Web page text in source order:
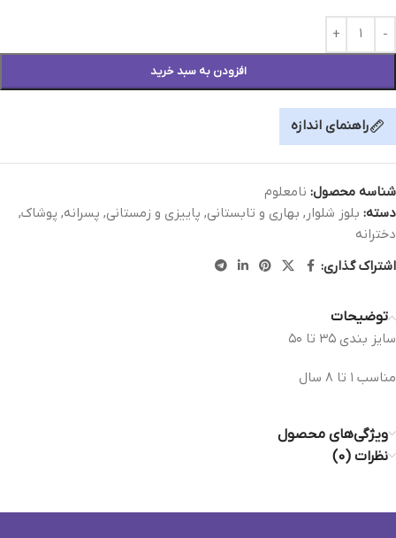
افزودن به سبد خرید
راهنمای اندازه
شناسه محصول: نامعلوم
دسته: بلوز شلوار , بهاری و تابستانی, پاییزی و زمستانی, پسرانه, پوشاک,
دخترانه
اشتراک گذاری:
توضیحات
سايز بندی ٣٥ تا ٥٠
مناسب ١ تا ٨ سال
ویژگی‌های محصول
نظرات (0)